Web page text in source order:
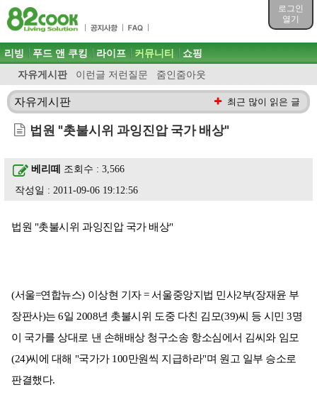
로그인
열기
목차
주메뉴 바로가기
컨텐츠 바로가기
검색 바로가기
로그인 바로가기
주메뉴
리빙 푸드 앤 쿠킹 라이프 커뮤니티
자유게시판 이런글 저런질문 줌인줌아웃
쇼핑
자유게시판 최근 많이 읽은 글
법원 "촛불시위 과잉진압 국가 배상"
베리떼
조회수 : 3,566
작성일 : 2011-09-06 19:12:56
법원 "촛불시위 과잉진압 국가 배상"
(서울=연합뉴스) 이상현 기자 = 서울중앙지법 민사2부(장재윤 부
장판사)는 6일 2008년 촛불시위 도중 다친 김모(39)씨 등 시민 3명
이 국가를 상대로 낸 손해배상 청구소송 항소심에서 김씨와 임모
(24)씨에 대해 "국가가 100만원씩 지급하라"며 원고 일부 승소로
판결했다.